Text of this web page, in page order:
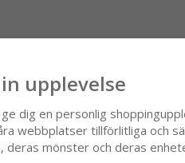
upplevelse
dig en personlig
webbplatser tillförlitliga och
deras mönster och deras